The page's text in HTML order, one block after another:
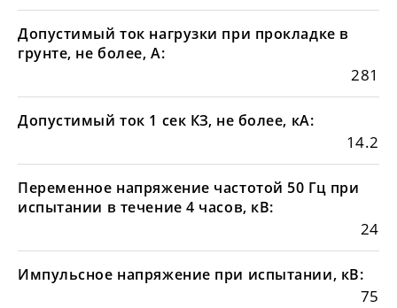
Допустимый ток нагрузки при прокладке в
грунте, не более, А:
281
Допустимый ток 1 сек КЗ, не более, кА:
14.2
Переменное напряжение частотой 50 Гц при
испытании в течение 4 часов, кВ:
24
Импульсное напряжение при испытании, кВ:
75